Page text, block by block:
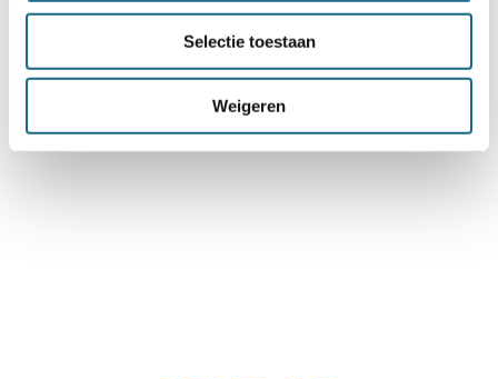
Selectie toestaan
Weigeren